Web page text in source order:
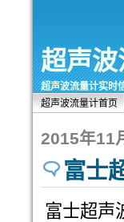
超声
超声波流量计实时
超声波流量计首页
2015年11
富士
富士超声